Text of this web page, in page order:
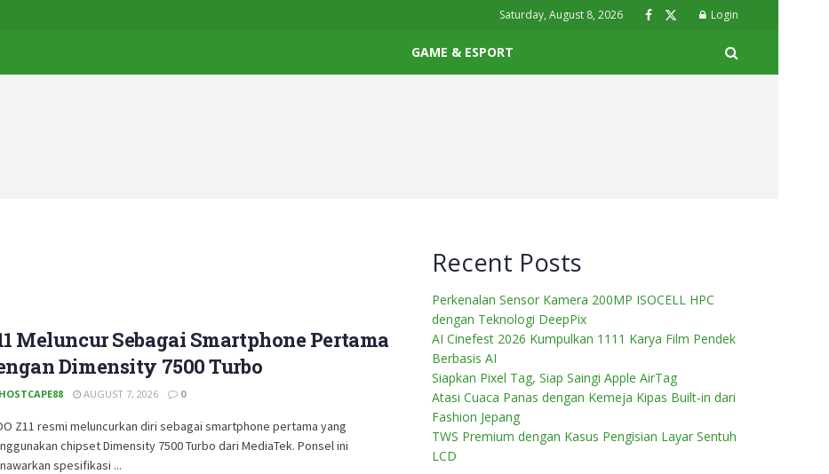
Saturday, August 8, 2026 Login
GAME & ESPORT
Meluncur Sebagai Smartphone Pertama
Dimensity 7500 Turbo
HOSTCAPE88 AUGUST 7, 2026 0
Z11 resmi meluncurkan diri sebagai smartphone pertama yang
chipset Dimensity 7500 Turbo dari MediaTek. Ponsel ini
spesifikasi ...
Recent Posts
Perkenalan Sensor Kamera 200MP ISOCELL HPC
dengan Teknologi DeepPix
AI Cinefest 2026 Kumpulkan 1111 Karya Film Pendek
Berbasis AI
Siapkan Pixel Tag, Siap Saingi Apple AirTag
Atasi Cuaca Panas dengan Kemeja Kipas Built-in dari
Fashion Jepang
TWS Premium dengan Kasus Pengisian Layar Sentuh
LCD